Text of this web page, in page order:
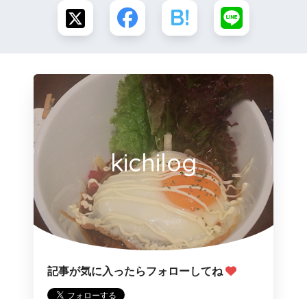
kichilog
記事が気に入ったらフォローしてね